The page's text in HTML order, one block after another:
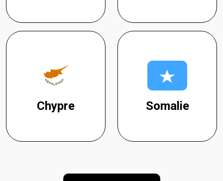
Chypre Somalie